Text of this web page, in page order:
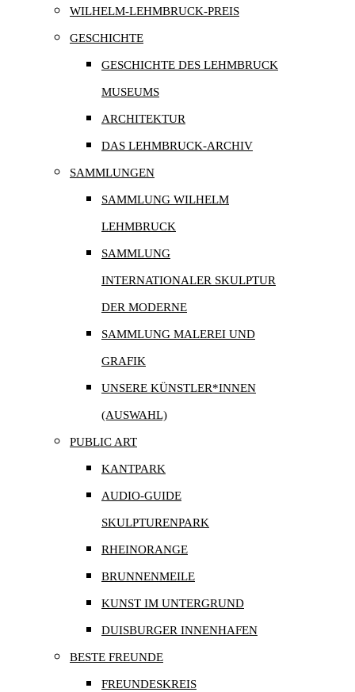
WILHELM-LEHMBRUCK-PREIS
GESCHICHTE
GESCHICHTE DES LEHMBRUCK
MUSEUMS
ARCHITEKTUR
DAS LEHMBRUCK-ARCHIV
SAMMLUNGEN
SAMMLUNG WILHELM
LEHMBRUCK
SAMMLUNG
INTERNATIONALER SKULPTUR
DER MODERNE
SAMMLUNG MALEREI UND
GRAFIK
UNSERE KÜNSTLER*INNEN
(AUSWAHL)
PUBLIC ART
KANTPARK
AUDIO-GUIDE
SKULPTURENPARK
RHEINORANGE
BRUNNENMEILE
KUNST IM UNTERGRUND
DUISBURGER INNENHAFEN
BESTE FREUNDE
FREUNDESKREIS